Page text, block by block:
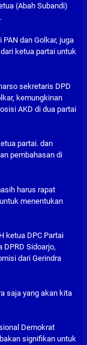
(Abah Subandi)
dan Golkar, juga
ketua partai untuk
sekretaris DPD
kemungkinan
AKD di dua partai
partai. dan
pembahasan di
harus rapat
menentukan
ketua DPC Partai
DPRD Sidoarjo,
dari Gerindra
saja yang akan kita
Demokrat
signifikan untuk